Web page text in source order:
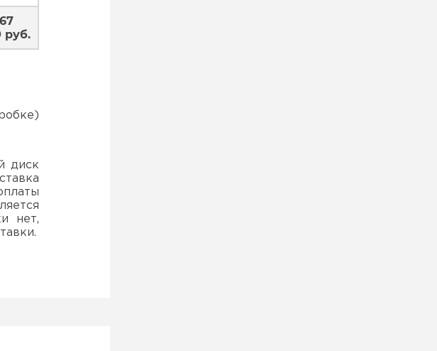
руб.
диск
нет,